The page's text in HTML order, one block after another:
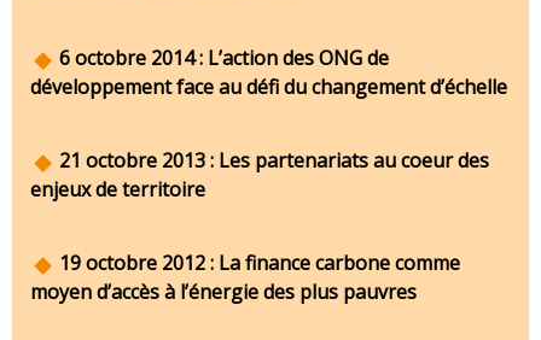
6 octobre 2014 : L’action des ONG de
développement face au défi du changement d’échelle
21 octobre 2013 : Les partenariats au coeur des
enjeux de territoire
19 octobre 2012 : La finance carbone comme
moyen d’accès à l’énergie des plus pauvres